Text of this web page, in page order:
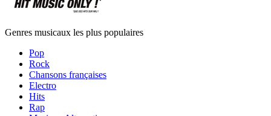
Genres musicaux les plus populaires
Pop
Rock
Chansons françaises
Electro
Hits
Rap